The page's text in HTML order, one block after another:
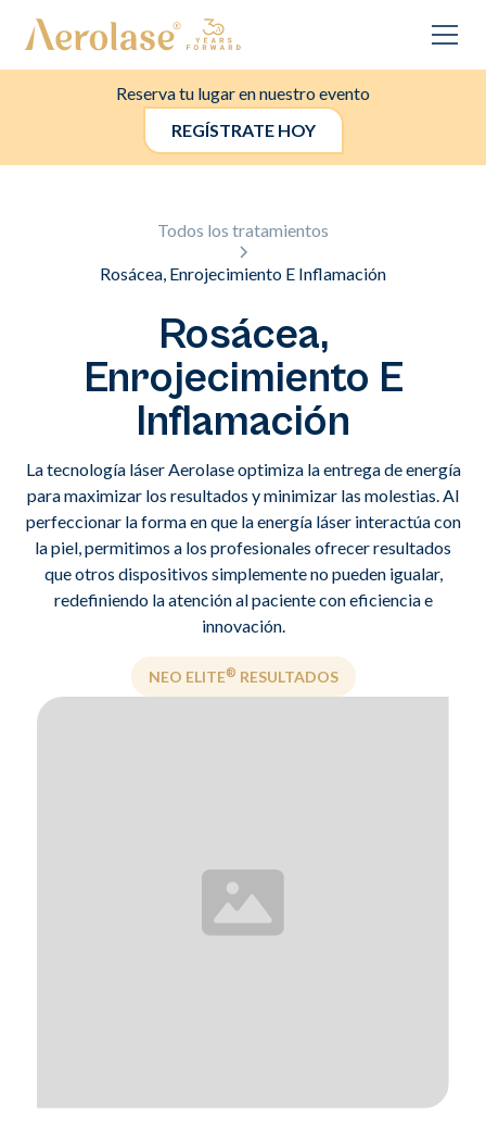
Reserva tu lugar en nuestro evento
REGÍSTRATE HOY
Todos los tratamientos
Rosácea, Enrojecimiento E Inflamación
Rosácea,
Enrojecimiento E
Inflamación
La tecnología láser Aerolase optimiza la entrega de energía
para maximizar los resultados y minimizar las molestias. Al
perfeccionar la forma en que la energía láser interactúa con
la piel, permitimos a los profesionales ofrecer resultados
que otros dispositivos simplemente no pueden igualar,
redefiniendo la atención al paciente con eficiencia e
innovación.
NEO ELITE® RESULTADOS